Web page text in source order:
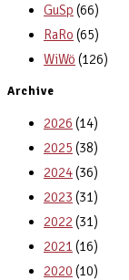
GuSp (66)
RaRo (65)
WiWö (126)
Archive
2026 (14)
2025 (38)
2024(36)
2023 (31)
2022 (31)
2021 (16)
2020 (10)